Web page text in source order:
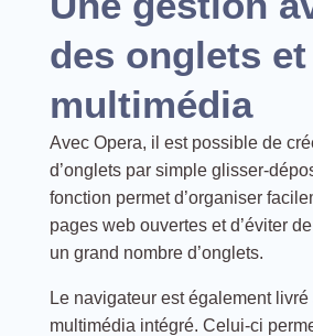
des onglets
multimédia
Avec Opera, il est possible de
d’onglets par simple glisser-
fonction permet d’organiser
pages web ouvertes et d’éviter
un grand nombre d’onglets.
Le navigateur est également
multimédia intégré. Celui-ci